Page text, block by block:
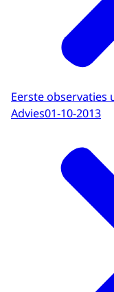
Eerste observaties
Advies01-10-2013